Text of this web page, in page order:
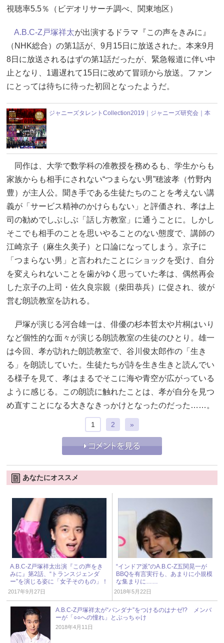
視聴率5.5％（ビデオリサーチ調べ、関東地区）
A.B.C-Z 戸塚祥太が出演するドラマ『この声をきみに』
（NHK総合）の第1話が、9月15日に放送された。本来9月
8日に放送されるはずの第1話だったが、緊急報道に伴い中
止となり、1週遅れて15日に改めて冒頭から放送。ファン
にとっては待ちに待った初回となったようだ。
ジャニーズタレントCollection2019｜ジャニーズ研究会｜本
同作は、大学で数学科の准教授を務めるも、学生からも
家族からも相手にされない“つまらない男”穂波孝（竹野内
豊）が主人公。聞き手である生徒たちのことを考えない講
義が「サービス精神のかけらもない」と評価され、孝は上
司の勧めでしぶしぶ「話し方教室」に通うことに。しかし
そこでも相手のことを思いやることのない態度で、講師の
江崎京子（麻生久美子）と口論になってしまう。京子に
「つまらない男」と言われたことにショックを受け、自分
を変えられないことを歯がゆく思っていた孝は、偶然再会
した京子の上司・佐久良宗親（柴田恭兵）に促され、彼が
営む朗読教室を訪れる。
戸塚が演じる河合雄一は、俳優の杉本哲太や片桐はいり
など個性的な面々が演じる朗読教室の生徒のひとり。雄一
は今回、孝が訪れた朗読教室で、谷川俊太郎作の「生き
る」を朗読していた。生徒たちが詩を生き生きと読んでい
る様子を見て、孝はまるでそこに海や青空が広がっている
ように感じる。この朗読に触れたことは、孝が自分を見つ
め直すことになる大きなきっかけとなったのだった……。
1 2 »
あなたにオススメ
A.B.C-Z戸塚祥太出演『この声をき
みに』第2話、“トランスジェンダ
ー”を演じる姿に「女子そのもの」！
2017年9月27日
“インドア派”のA.B.C-Z五関晃一が
BBQを有言実行も、あまりに小規模
な集まりに……
2018年5月22日
A.B.C-Z戸塚祥太が“バンダナ”をつけるのはナゼ!? メンバ
ーが「○○への憧れ」とぶっちゃけ
2018年4月11日